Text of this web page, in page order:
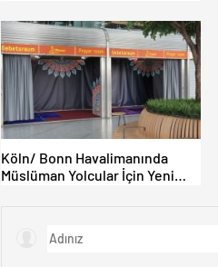
AÇILIYOR!
Köln/ Bonn Havalimanında
Müslüman Yolcular İçin Yeni